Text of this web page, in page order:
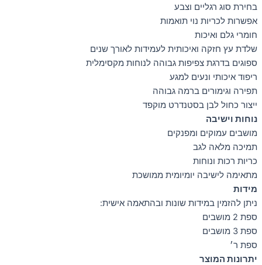
בחירת סוג רגליים וצבע
אפשרות לכריות נוי תואמות
חומרי גלם ואיכות
שלדת עץ חזקה ואיכותית לעמידות לאורך שנים
ספוגים בדרגת צפיפות גבוהה לנוחות מקסימלית
ריפוד איכותי ונעים למגע
תפירה וגימורים ברמה גבוהה
ייצור כחול לבן בסטנדרט מוקפד
נוחות וישיבה
מושבים עמוקים ומפנקים
תמיכה מלאה לגב
כריות רכות ונוחות
מתאימה לישיבה יומיומית ממושכת
מידות
ניתן להזמין במידות שונות ובהתאמה אישית:
ספת 2 מושבים
ספת 3 מושבים
ספת ר׳
יתרונות המוצר